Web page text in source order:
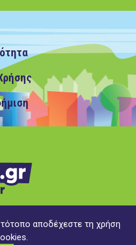
MyPapagos.gr, με την
αποδέχεστε τη χρήση